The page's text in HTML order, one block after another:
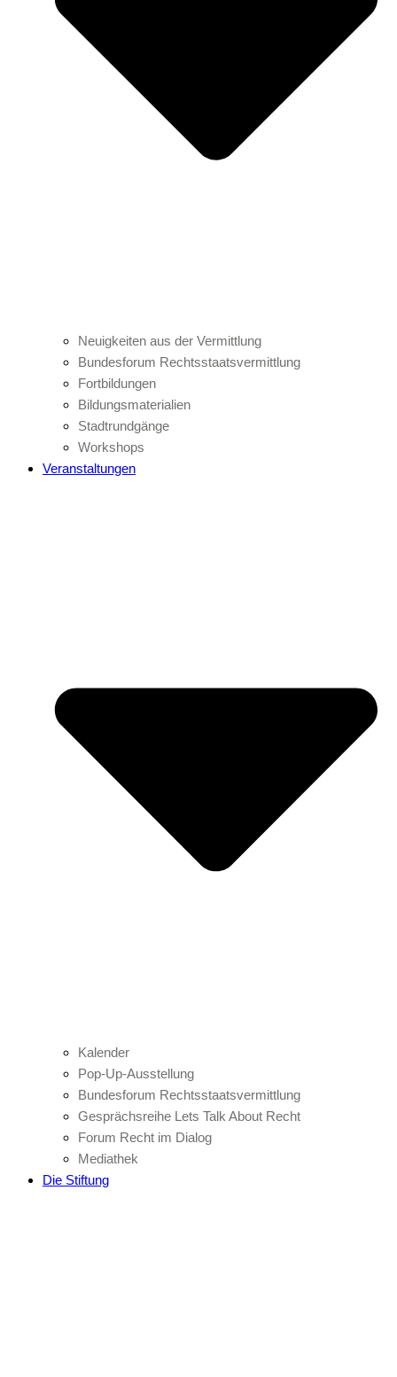
Neuigkeiten aus der Vermittlung
Bundesforum Rechtsstaatsvermittlung
Fortbildungen
Bildungsmaterialien
Stadtrundgänge
Workshops
Veranstaltungen
Kalender
Pop-Up-Ausstellung
Bundesforum Rechtsstaatsvermittlung
Gesprächsreihe Lets Talk About Recht
Forum Recht im Dialog
Mediathek
Die Stiftung